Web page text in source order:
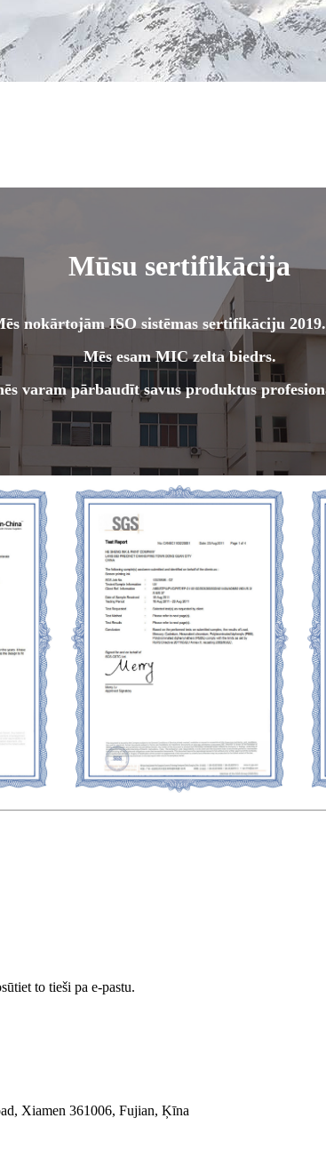
Mūsu sertifikācija
nokārtojām ISO sistēmas sertifikāciju
Mēs esam MIC zelta biedrs.
varam pārbaudīt savus produktus
to tieši pa e-pastu.
Xiamen 361006, Fujian, Ķīna